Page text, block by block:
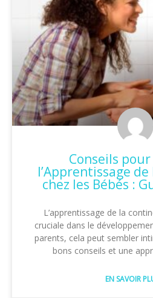
Conseils
l’Apprentissage
chez les Bébés :
L’apprentissage de la
cruciale dans le
parents, cela peut sembler
bons conseils et une
EN SAVOIR